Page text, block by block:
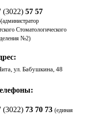
(3022) 57 57
(администратор
Стоматологического
№2)
ул. Бабушкина, 48
(3022) 73 70 73 (единая